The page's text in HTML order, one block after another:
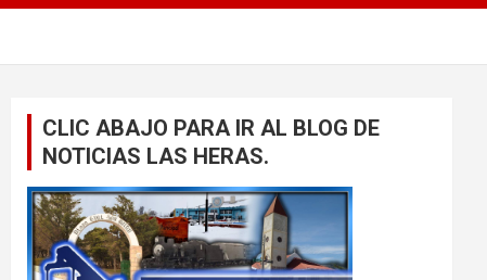
CLIC ABAJO PARA IR AL BLOG DE
NOTICIAS LAS HERAS.